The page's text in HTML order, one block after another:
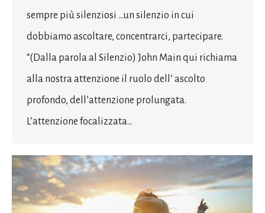
sempre più silenziosi …un silenzio in cui
dobbiamo ascoltare, concentrarci, partecipare.
“(Dalla parola al Silenzio) John Main qui richiama
alla nostra attenzione il ruolo dell’ ascolto
profondo, dell’attenzione prolungata.
L’attenzione focalizzata…